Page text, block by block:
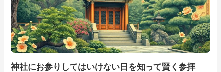
神社にお参りしてはいけない日を知って賢く参拝